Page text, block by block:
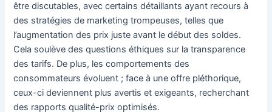
être discutables, avec certains détaillants ayant recours à
des stratégies de marketing trompeuses, telles que
l’augmentation des prix juste avant le début des soldes.
Cela soulève des questions éthiques sur la transparence
des tarifs. De plus, les comportements des
consommateurs évoluent ; face à une offre pléthorique,
ceux-ci deviennent plus avertis et exigeants, recherchant
des rapports qualité-prix optimisés.